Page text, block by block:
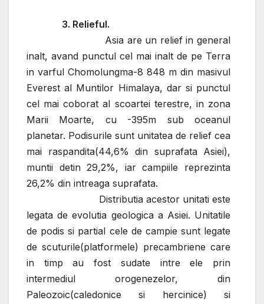
3. Relieful.
Asia are un relief in general
inalt, avand punctul cel mai inalt de pe Terra
in varful Chomolungma-8 848 m din masivul
Everest al Muntilor Himalaya, dar si punctul
cel mai coborat al scoartei terestre, in zona
Marii Moarte, cu -395m sub oceanul
planetar. Podisurile sunt unitatea de relief cea
mai raspandita(44,6% din suprafata Asiei),
muntii detin 29,2%, iar campiile reprezinta
26,2% din intreaga suprafata.
Distributia acestor unitati este
legata de evolutia geologica a Asiei. Unitatile
de podis si partial cele de campie sunt legate
de scuturile(platformele) precambriene care
in timp au fost sudate intre ele prin
intermediul orogenezelor, din
Paleozoic(caledonice si hercinice) si